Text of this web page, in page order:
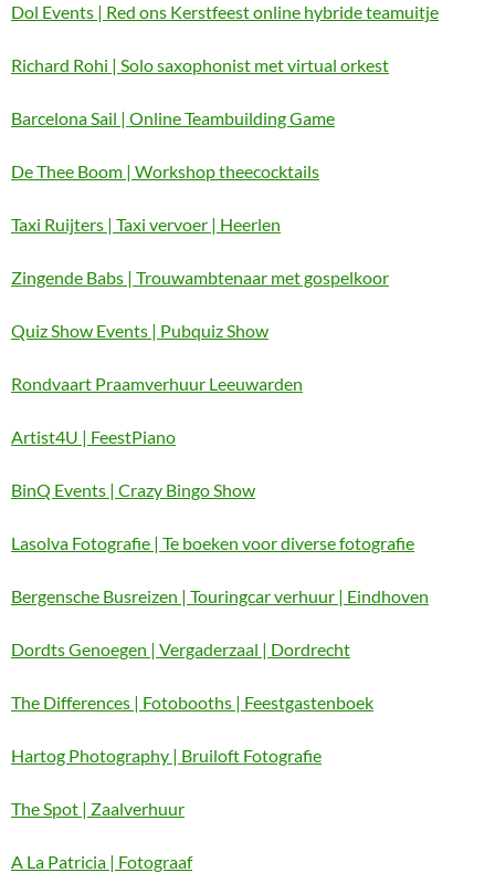
Dol Events | Red ons Kerstfeest online hybride teamuitje
Richard Rohi | Solo saxophonist met virtual orkest
Barcelona Sail | Online Teambuilding Game
De Thee Boom | Workshop theecocktails
Taxi Ruijters | Taxi vervoer | Heerlen
Zingende Babs | Trouwambtenaar met gospelkoor
Quiz Show Events | Pubquiz Show
Rondvaart Praamverhuur Leeuwarden
Artist4U | FeestPiano
BinQ Events | Crazy Bingo Show
Lasolva Fotografie | Te boeken voor diverse fotografie
Bergensche Busreizen | Touringcar verhuur | Eindhoven
Dordts Genoegen | Vergaderzaal | Dordrecht
The Differences | Fotobooths | Feestgastenboek
Hartog Photography | Bruiloft Fotografie
The Spot | Zaalverhuur
A La Patricia | Fotograaf